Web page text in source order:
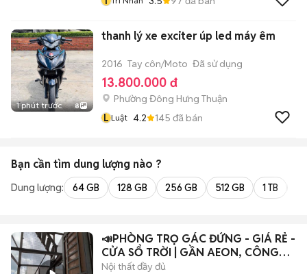
1 phút trước 8
thanh lý xe exciter úp led máy êm
2016 Tay côn/Moto Đã sử dụng
13.800.000 đ
Phường Đông Hưng Thuận
L Luật 4.2 145 đã bán
Bạn cần tìm dung lượng nào ?
Dung lượng: 64 GB 128 GB 256 GB 512 GB 1 TB
📣PHÒNG TRỌ GÁC ĐỨNG - GIÁ RẺ -
CỬA SỔ TRỜI | GẦN AEON, CÔNG
THƯƠNG 📣
Nội thất đầy đủ